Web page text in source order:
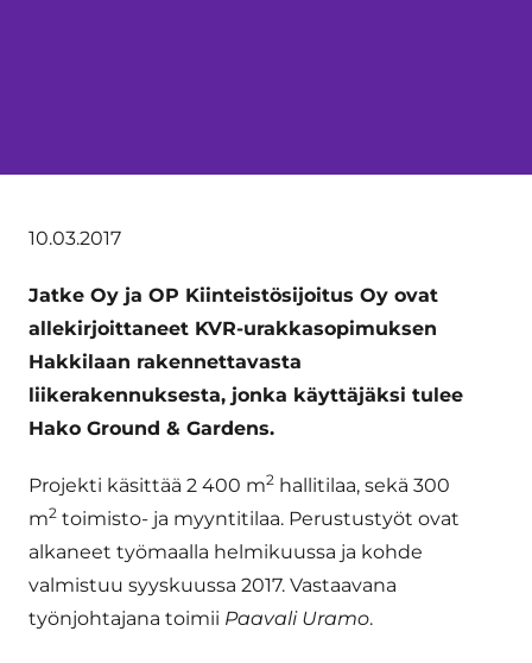
10.03.2017
Jatke Oy ja OP Kiinteistösijoitus Oy ovat
allekirjoittaneet KVR-urakkasopimuksen
Hakkilaan rakennettavasta
liikerakennuksesta, jonka käyttäjäksi tulee
Hako Ground & Gardens.
Projekti käsittää 2 400 m2 hallitilaa, sekä 300
m2 toimisto- ja myyntitilaa. Perustustyöt ovat
alkaneet työmaalla helmikuussa ja kohde
valmistuu syyskuussa 2017. Vastaavana
työnjohtajana toimii Paavali Uramo.